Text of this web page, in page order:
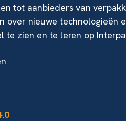
tot aanbieders van
over nieuwe technologieën
te zien en te leren op